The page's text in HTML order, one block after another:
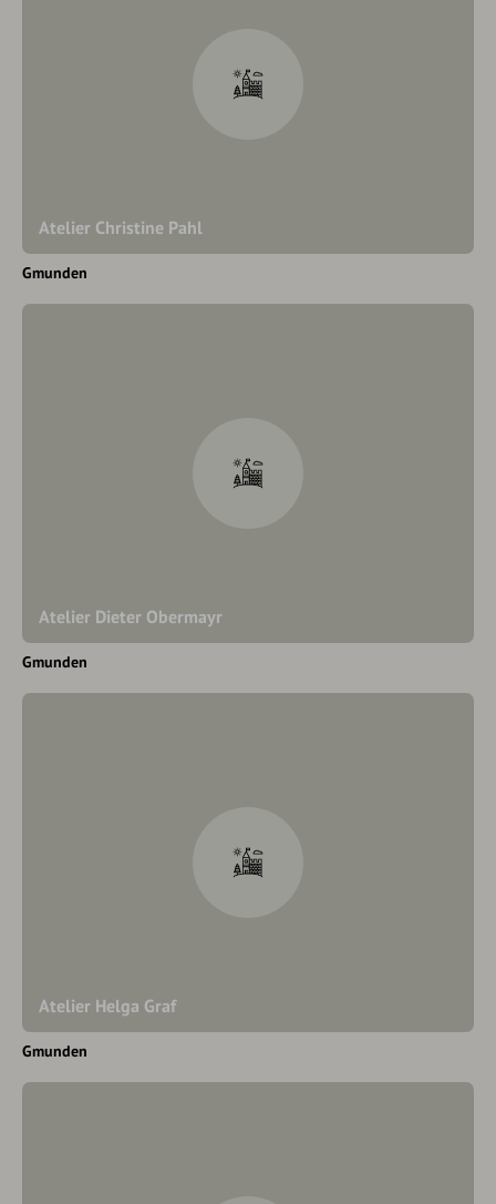
Atelier Christine Pahl
Gmunden
Atelier Dieter Obermayr
Gmunden
Atelier Helga Graf
Gmunden